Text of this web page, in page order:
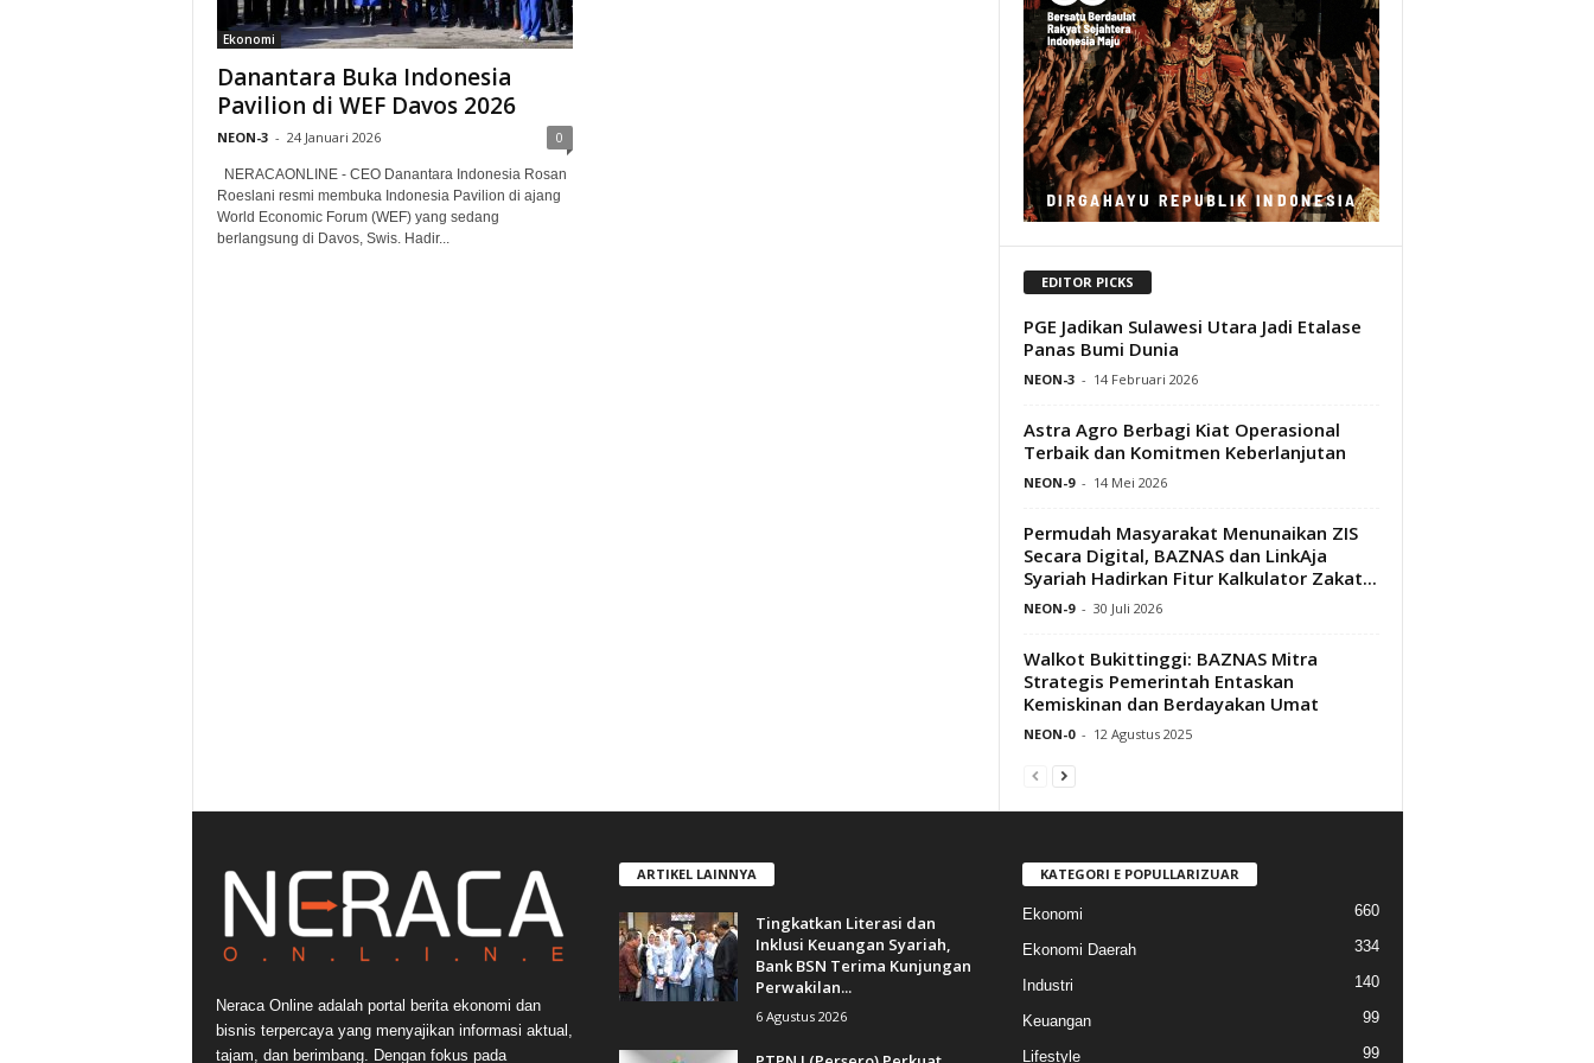
Ekonomi
Danantara Buka Indonesia
Pavilion di WEF Davos 2026
NEON-3 - 24 Januari 2026 0
NERACAONLINE - CEO Danantara Indonesia Rosan
Roeslani resmi membuka Indonesia Pavilion di ajang
World Economic Forum (WEF) yang sedang
berlangsung di Davos, Swis. Hadir...
EDITOR PICKS
PGE Jadikan Sulawesi Utara Jadi Etalase
Panas Bumi Dunia
NEON-3 - 14 Februari 2026
Astra Agro Berbagi Kiat Operasional
Terbaik dan Komitmen Keberlanjutan
NEON-9 - 14 Mei 2026
Permudah Masyarakat Menunaikan ZIS
Secara Digital, BAZNAS dan LinkAja
Syariah Hadirkan Fitur Kalkulator Zakat...
NEON-9 - 30 Juli 2026
Walkot Bukittinggi: BAZNAS Mitra
Strategis Pemerintah Entaskan
Kemiskinan dan Berdayakan Umat
NEON-0 - 12 Agustus 2025
Neraca Online adalah portal berita ekonomi dan
bisnis terpercaya yang menyajikan informasi aktual,
tajam, dan berimbang. Dengan fokus pada
ARTIKEL LAINNYA
Tingkatkan Literasi dan
Inklusi Keuangan Syariah,
Bank BSN Terima Kunjungan
Perwakilan...
6 Agustus 2026
KATEGORI E POPULLARIZUAR
Ekonomi 660
Ekonomi Daerah 334
Industri 140
Keuangan 99
Lifestyle 99